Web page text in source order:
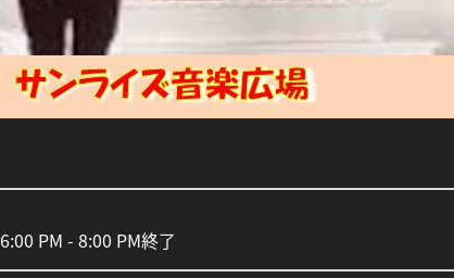
6:00 PM - 8:00 PM終了